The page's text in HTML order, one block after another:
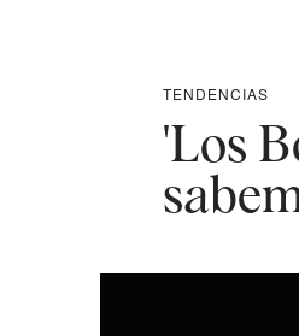
TENDENCIAS
'Los